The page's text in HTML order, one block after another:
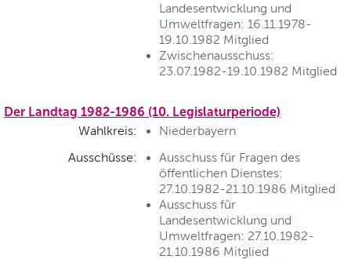
Landesentwicklung und
Umweltfragen: 16.11.1978-
19.10.1982 Mitglied
Zwischenausschuss:
23.07.1982-19.10.1982 Mitglied
Der Landtag 1982-1986 (10. Legislaturperiode)
Wahlkreis:
Niederbayern
Ausschüsse:
Ausschuss für Fragen des
öffentlichen Dienstes:
27.10.1982-21.10.1986 Mitglied
Ausschuss für
Landesentwicklung und
Umweltfragen: 27.10.1982-
21.10.1986 Mitglied